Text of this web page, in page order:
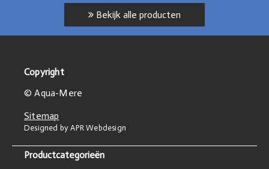
Bekijk alle producten
Copyright
© Aqua-Mere
Sitemap
Designed by APR Webdesign
Productcategorieën